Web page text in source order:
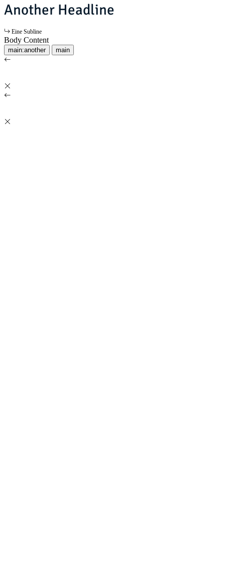
Another Headline
Eine Subline
Body Content
main:another main